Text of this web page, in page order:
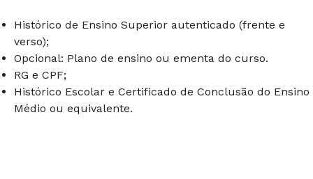
Histórico de Ensino Superior autenticado (frente e
verso);
Opcional: Plano de ensino ou ementa do curso.
RG e CPF;
Histórico Escolar e Certificado de Conclusão do Ensino
Médio ou equivalente.